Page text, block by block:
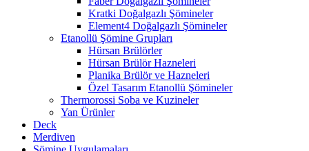
Kratki Doğalgazlı Şömineler
Element4 Doğalgazlı Şömineler
Etanollü Şömine Grupları
Hürsan Brülörler
Hürsan Brülör Hazneleri
Planika Brülör ve Hazneleri
Özel Tasarım Etanollü Şömineler
Thermorossi Soba ve Kuzineler
Yan Ürünler
Deck
Merdiven